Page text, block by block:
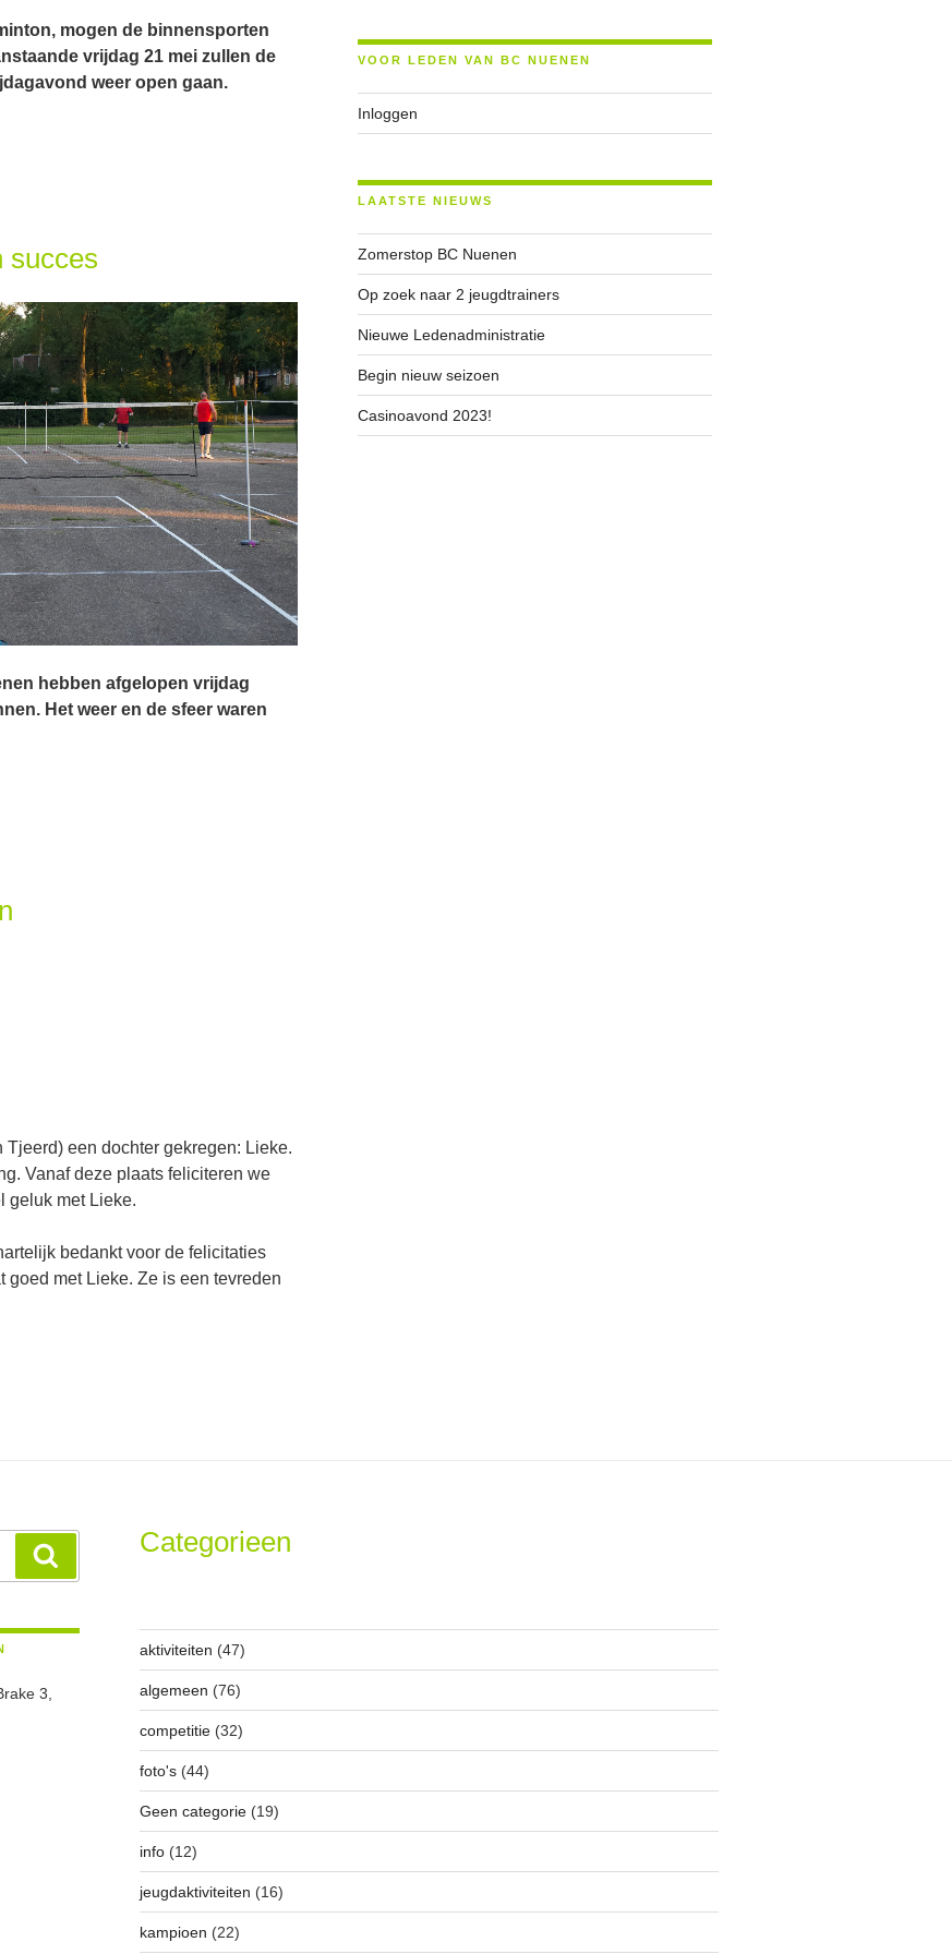
mogen de binnensporten
vrijdag 21 mei zullen de
weer open gaan.
succes
hebben afgelopen vrijdag
Het weer en de sfeer waren
een dochter gekregen: Lieke.
Vanaf deze plaats feliciteren we
geluk met Lieke.
bedankt voor de felicitaties
goed met Lieke. Ze is een tevreden
VOOR LEDEN VAN BC NUENEN
Inloggen
LAATSTE NIEUWS
Zomerstop BC Nuenen
Op zoek naar 2 jeugdtrainers
Nieuwe Ledenadministratie
Begin nieuw seizoen
Casinoavond 2023!
3,
Categorieen
aktiviteiten (47)
algemeen (76)
competitie(32)
foto's(44)
Geen categorie(19)
info(12)
jeugdaktiviteiten (16)
kampioen (22)